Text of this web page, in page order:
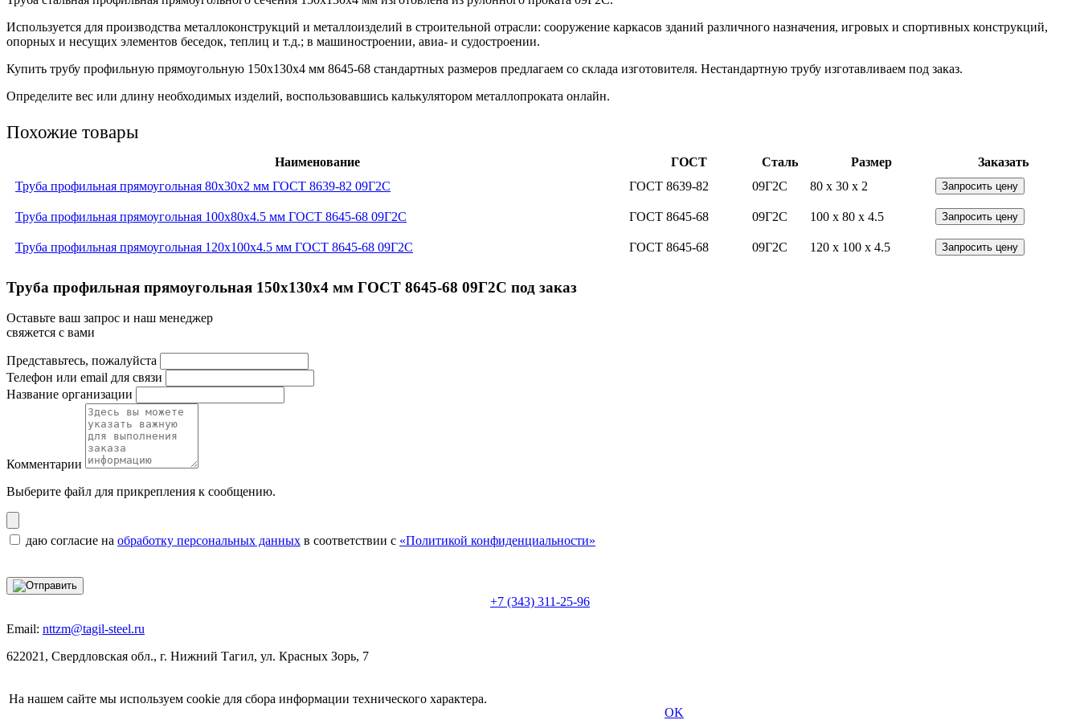
Используется для производства металлоконструкций и металлоизделий в строительной отрасли: сооружение каркасов зданий различного назначения, игровых и спортивных конструкций,
опорных и несущих элементов беседок, теплиц и т.д.; в машиностроении, авиа- и судостроении.
Купить трубу профильную прямоугольную 150х130х4 мм 8645-68 стандартных размеров предлагаем со склада изготовителя. Нестандартную трубу изготавливаем под заказ.
Определите вес или длину необходимых изделий, воспользовавшись калькулятором металлопроката онлайн.
Похожие товары
Наименование ГОСТ Сталь Размер
Заказать
Труба профильная прямоугольная 80x30x2 мм ГОСТ 8639-82 09Г2С
ГОСТ 8639-82 09Г2С 80 x 30 x 2 Запросить цену
Труба профильная прямоугольная 100x80x4.5 мм ГОСТ 8645-68 09Г2С ГОСТ 8645-68 09Г2С 100 x 80 x 4.5 Запросить цену
Труба профильная прямоугольная 120x100x4.5 мм ГОСТ 8645-68 09Г2С ГОСТ 8645-68 09Г2С 120 x 100 x 4.5 Запросить цену
Труба профильная прямоугольная 150x130x4 мм ГОСТ 8645-68 09Г2С под заказ
Оставьте ваш запрос и наш менеджер
свяжется с вами
Представьтесь, пожалуйста
Телефон или email для связи
Название организации
Комментарии
Выберите файл для прикрепления к сообщению.
даю согласие на обработку персональных данных в соответствии с «Политикой конфиденциальности»
+7 (343) 311-25-96
Email: nttzm@tagil-steel.ru
622021, Свердловская обл., г. Нижний Тагил, ул. Красных Зорь, 7
На нашем сайте мы используем cookie для сбора информации технического характера.
OK